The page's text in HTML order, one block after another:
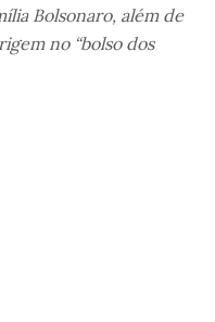
Bolsonaro, além de
no “bolso dos